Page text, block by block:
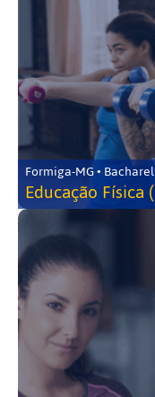
Formiga-MG •
Educação Física